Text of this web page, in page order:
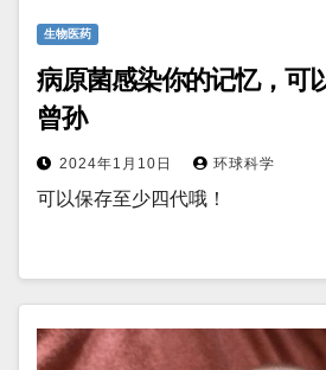
生物医药
病原菌感染你的记忆，可
曾孙
2024年1月10日 环球科学
可以保存至少四代哦！